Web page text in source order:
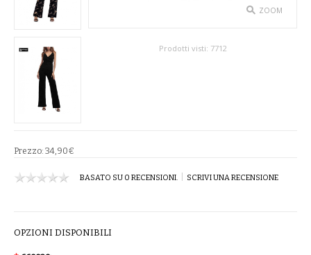
ABITI TEATRALI
GONNE
SPOSA
ZOOM
Prodotti visti: 7712
Prezzo: 34,90€
BASATO SU 0 RECENSIONI. SCRIVI UNA RECENSIONE
OPZIONI DISPONIBILI